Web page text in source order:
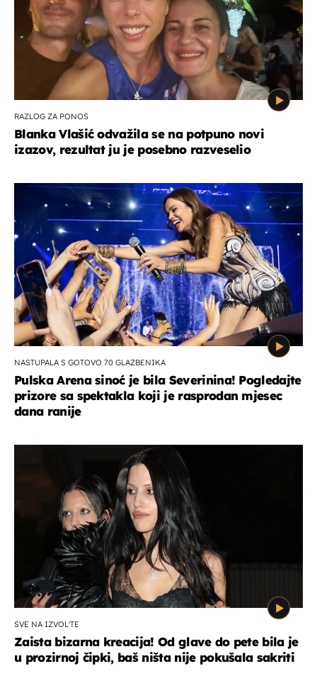
RAZLOG ZA PONOS
Blanka Vlašić odvažila se na potpuno novi
izazov, rezultat ju je posebno razveselio
NASTUPALA S GOTOVO 70 GLAZBENIKA
Pulska Arena sinoć je bila Severinina! Pogledajte
prizore sa spektakla koji je rasprodan mjesec
dana ranije
SVE NA IZVOL'TE
Zaista bizarna kreacija! Od glave do pete bila je
u prozirnoj čipki, baš ništa nije pokušala sakriti